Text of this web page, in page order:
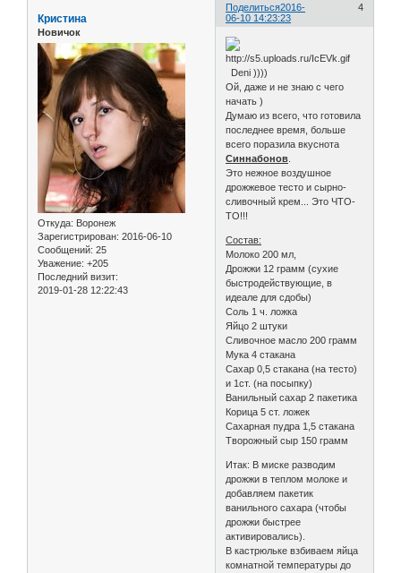
Поделиться 4
2016-
06-10 14:23:23
Кристина
Новичок
Откуда: Воронеж
Зарегистрирован: 2016-06-10
Сообщений: 25
Уважение: +205
Последний визит:
2019-01-28 12:22:43
Deni ))))
Ой, даже и не знаю с чего
начать )
Думаю из всего, что готовила
последнее время, больше
всего поразила вкуснота
Синнабонов
Это нежное воздушное
дрожжевое тесто и сырно-
сливочный крем... Это ЧТО-
ТО!!!
Состав:
Молоко 200 мл,
Дрожжи 12 грамм (сухие
быстродействующие, в
идеале для сдобы)
Соль 1 ч. ложка
Яйцо 2 штуки
Сливочное масло 200 грамм
Мука 4 стакана
Сахар 0,5 стакана (на тесто)
и 1ст. (на посыпку)
Ванильный сахар 2 пакетика
Корица 5 ст. ложек
Сахарная пудра 1,5 стакана
Творожный сыр 150 грамм
Итак: В миске разводим
дрожжи в теплом молоке и
добавляем пакетик
ванильного сахара (чтобы
дрожжи быстрее
активировались).
В кастрюльке взбиваем яйца
комнатной температуры до